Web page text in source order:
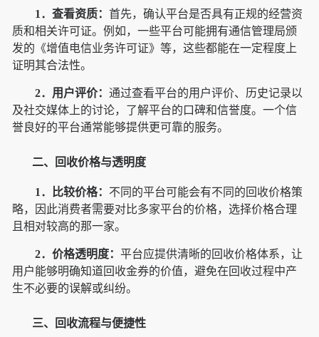
1．查看资质： 首先，确认平台是否具有正规的经营资
质和相关许可证。例如，一些平台可能拥有通信管理局颁
发的《增值电信业务许可证》等，这些都能在一定程度上
证明其合法性。
2．用户评价： 通过查看平台的用户评价、历史记录以
及社交媒体上的讨论，了解平台的口碑和信誉度。一个信
誉良好的平台通常能够提供更可靠的服务。
二、回收价格与透明度
1．比较价格： 不同的平台可能会有不同的回收价格策
略，因此消费者需要对比多家平台的价格，选择价格合理
且相对较高的那一家。
2．价格透明度： 平台应提供清晰的回收价格体系，让
用户能够明确知道回收金券的价值，避免在回收过程中产
生不必要的误解或纠纷。
三、回收流程与便捷性